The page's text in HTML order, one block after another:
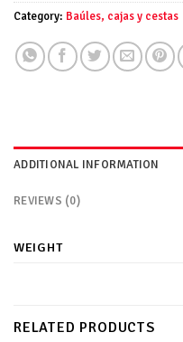
Category: Baúles, cajas y cestas
ADDITIONAL INFORMATION
REVIEWS (0)
WEIGHT
RELATED PRODUCTS